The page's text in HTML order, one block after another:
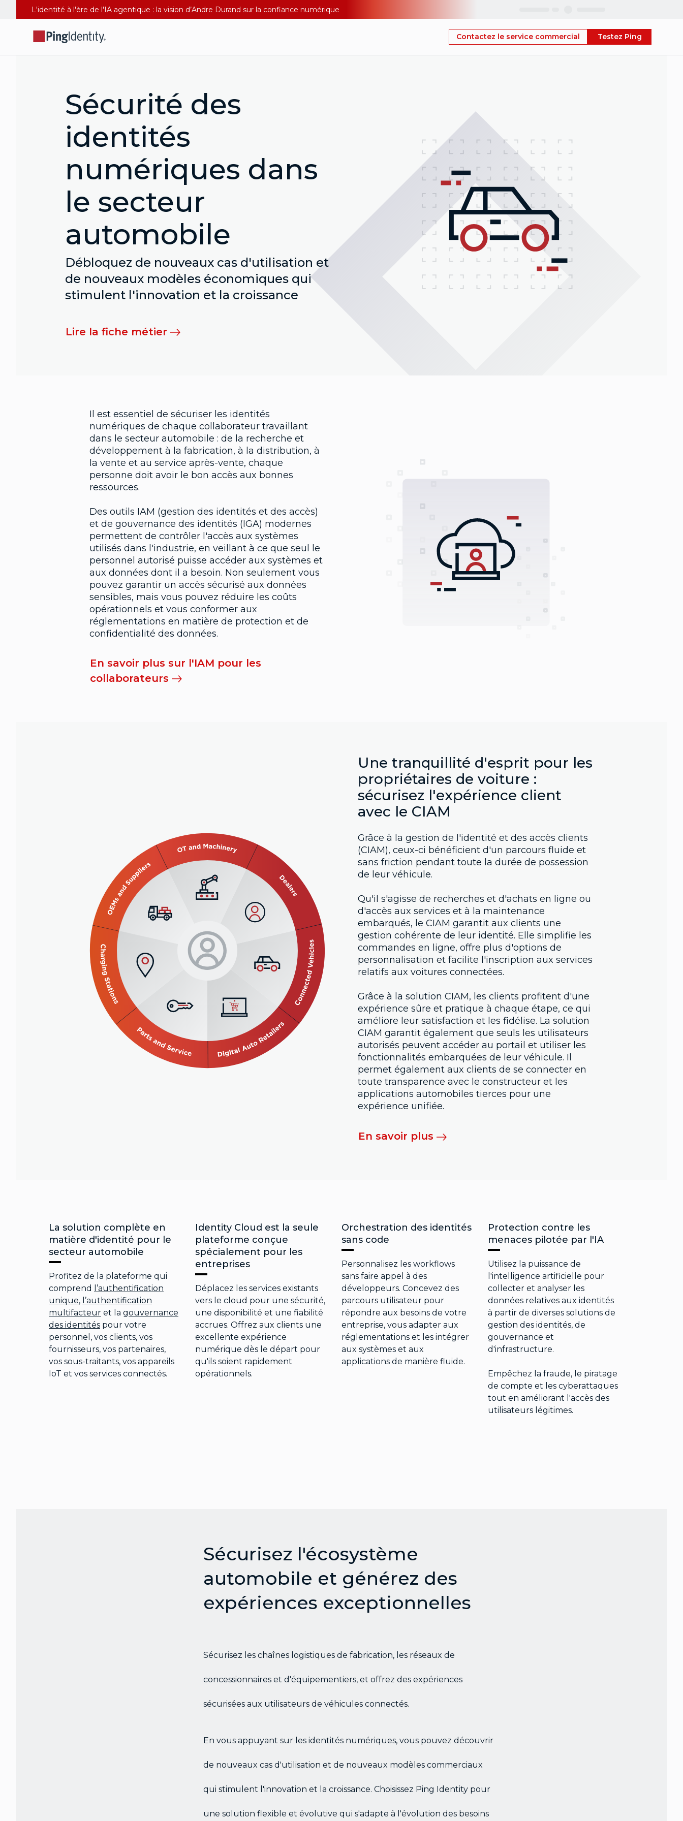
L'identité à l'ère de l'IA agentique : la vision d’Andre Durand sur la confiance numérique
Contactez le service commercial Testez Ping
Sécurité des
identités
numériques dans
le secteur
automobile
Débloquez de nouveaux cas d'utilisation et
de nouveaux modèles économiques qui
stimulent l'innovation et la croissance
Lire la fiche métier
Il est essentiel de sécuriser les identités
numériques de chaque collaborateur travaillant
dans le secteur automobile : de la recherche et
développement à la fabrication, à la distribution, à
la vente et au service après-vente, chaque
personne doit avoir le bon accès aux bonnes
ressources.
Des outils IAM (gestion des identités et des accès)
et de gouvernance des identités (IGA) modernes
permettent de contrôler l'accès aux systèmes
utilisés dans l'industrie, en veillant à ce que seul le
personnel autorisé puisse accéder aux systèmes et
aux données dont il a besoin. Non seulement vous
pouvez garantir un accès sécurisé aux données
sensibles, mais vous pouvez réduire les coûts
opérationnels et vous conformer aux
réglementations en matière de protection et de
confidentialité des données.
En savoir plus sur l'IAM pour les
collaborateurs
Une tranquillité d'esprit pour les
propriétaires de voiture :
sécurisez l'expérience client
avec le CIAM
Grâce à la gestion de l'identité et des accès clients
(CIAM), ceux-ci bénéficient d'un parcours fluide et
sans friction pendant toute la durée de possession
de leur véhicule.
Qu'il s'agisse de recherches et d'achats en ligne ou
d'accès aux services et à la maintenance
embarqués, le CIAM garantit aux clients une
gestion cohérente de leur identité. Elle simplifie les
commandes en ligne, offre plus d'options de
personnalisation et facilite l'inscription aux services
relatifs aux voitures connectées.
Grâce à la solution CIAM, les clients profitent d'une
expérience sûre et pratique à chaque étape, ce qui
améliore leur satisfaction et les fidélise. La solution
CIAM garantit également que seuls les utilisateurs
autorisés peuvent accéder au portail et utiliser les
fonctionnalités embarquées de leur véhicule. Il
permet également aux clients de se connecter en
toute transparence avec le constructeur et les
applications automobiles tierces pour une
expérience unifiée.
En savoir plus
La solution complète en
matière d'identité pour le
secteur automobile
Profitez de la plateforme qui
comprend
l’authentification
unique, l’authentification
multifacteur et la gouvernance
des identités pour votre
personnel, vos clients, vos
fournisseurs, vos partenaires,
vos sous-traitants, vos appareils
IoT et vos services connectés.
Identity Cloud est la seule
plateforme conçue
spécialement pour les
entreprises
Déplacez les services existants
vers le cloud pour une sécurité,
une disponibilité et une fiabilité
accrues. Offrez aux clients une
excellente expérience
numérique dès le départ pour
qu'ils soient rapidement
opérationnels.
Orchestration des identités
sans code
Personnalisez les workflows
sans faire appel à des
développeurs. Concevez des
parcours utilisateur pour
répondre aux besoins de votre
entreprise, vous adapter aux
réglementations et les intégrer
aux systèmes et aux
applications de manière fluide.
Protection contre les
menaces pilotée par l'IA
Utilisez la puissance de
l'intelligence artificielle pour
collecter et analyser les
données relatives aux identités
à partir de diverses solutions de
gestion des identités, de
gouvernance et
d'infrastructure.
Empêchez la fraude, le piratage
de compte et les cyberattaques
tout en améliorant l'accès des
utilisateurs légitimes.
Sécurisez l'écosystème
automobile et générez des
expériences exceptionnelles
Sécurisez les chaînes logistiques de fabrication, les réseaux de
concessionnaires et d'équipementiers, et offrez des expériences
sécurisées aux utilisateurs de véhicules connectés.
En vous appuyant sur les identités numériques, vous pouvez découvrir
de nouveaux cas d'utilisation et de nouveaux modèles commerciaux
qui stimulent l'innovation et la croissance. Choisissez Ping Identity pour
une solution flexible et évolutive qui s'adapte à l'évolution des besoins